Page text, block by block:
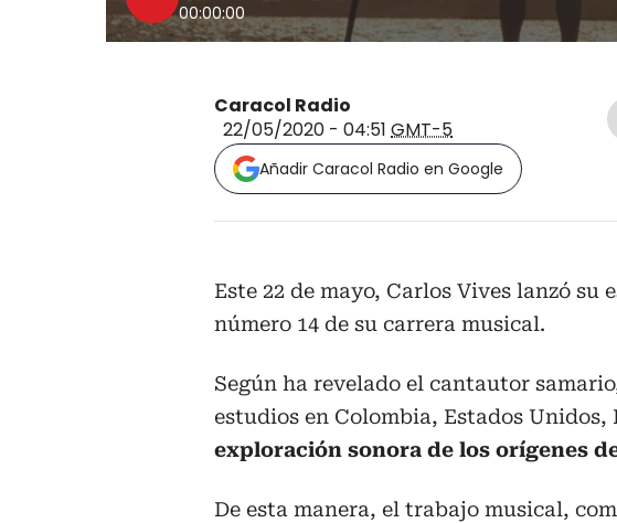
00:00:00
Caracol Radio
22/05/2020 - 04:51 GMT-5
Añadir Caracol Radio en Google
Este 22 de mayo, Carlos Vives lanzó su
número 14 de su carrera musical.
Según ha revelado el cantautor
estudios en Colombia, Estados Unidos,
exploración sonora de los orígenes
De esta manera, el trabajo musical,